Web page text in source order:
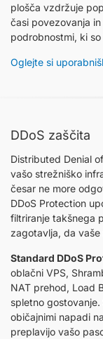
plošča vzdržuje
časi povezovanja
podrobnostmi, ki
Oglejte si
DDoS zaščita
Distributed Denial
vašo strežniško
česar ne more
DDoS Protection
filtriranje takšnega
zagotavlja, da
Standard DDoS
oblačni VPS,
NAT prehod, Load
spletno
običajnimi napadi
preplavijo vašo